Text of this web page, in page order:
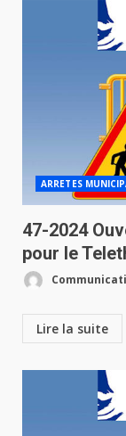
ARRETES
47-2024
pour le
Lire la suite